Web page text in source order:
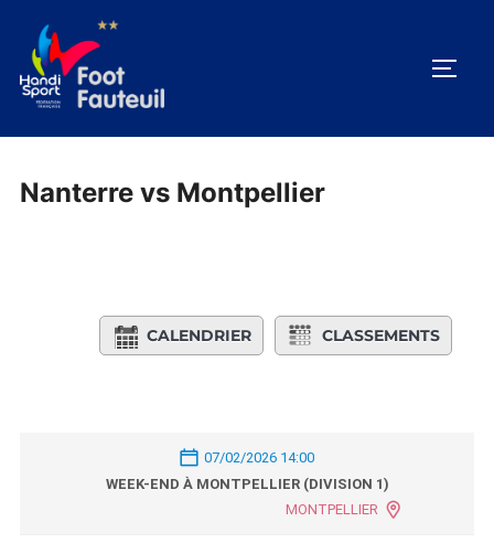
contenu
Nanterre vs Montpellier
CALENDRIER CLASSEMENTS
07/02/2026 14:00
WEEK-END À MONTPELLIER (DIVISION 1)
MONTPELLIER